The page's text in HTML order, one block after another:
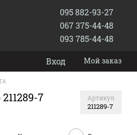
095 882-93-27
067 375-44-48
093 785-44-48
Вход Мой заказ
7 Артикул
211289-7